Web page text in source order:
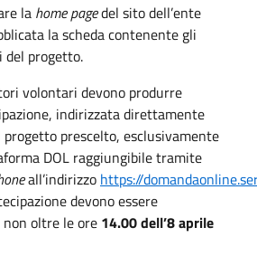
la home pagedel sito dell’ente
la scheda contenente gli
del progetto.
volontari devono produrre
indirizzata direttamente
prescelto, esclusivamente
DOL raggiungibile tramite
all’indirizzo https://
devono essere
oltre le ore 14.00 dell’8 aprile